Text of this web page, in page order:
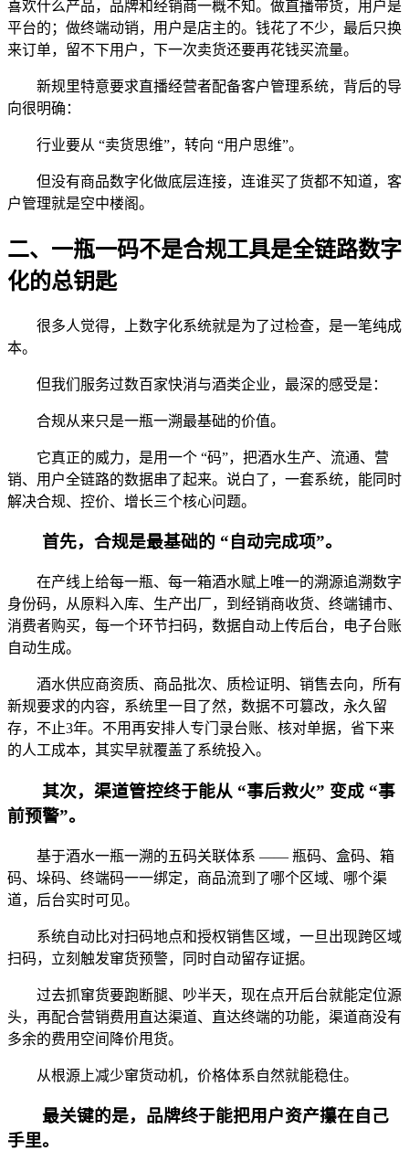
喜欢什么产品，品牌和经销商一概不知。做直播带货，用户是
平台的；做终端动销，用户是店主的。钱花了不少，最后只换
来订单，留不下用户，下一次卖货还要再花钱买流量。
新规里特意要求直播经营者配备客户管理系统，背后的导
向很明确：
行业要从 “卖货思维”，转向 “用户思维”。
但没有商品数字化做底层连接，连谁买了货都不知道，客
户管理就是空中楼阁。
二、一瓶一码不是合规工具是全链路数字
化的总钥匙
很多人觉得，上数字化系统就是为了过检查，是一笔纯成
本。
但我们服务过数百家快消与酒类企业，最深的感受是：
合规从来只是一瓶一溯最基础的价值。
它真正的威力，是用一个 “码”，把酒水生产、流通、营
销、用户全链路的数据串了起来。说白了，一套系统，能同时
解决合规、控价、增长三个核心问题。
首先，合规是最基础的 “自动完成项”。
在产线上给每一瓶、每一箱酒水赋上唯一的溯源追溯数字
身份码，从原料入库、生产出厂，到经销商收货、终端铺市、
消费者购买，每一个环节扫码，数据自动上传后台，电子台账
自动生成。
酒水供应商资质、商品批次、质检证明、销售去向，所有
新规要求的内容，系统里一目了然，数据不可篡改，永久留
存，不止3年。不用再安排人专门录台账、核对单据，省下来
的人工成本，其实早就覆盖了系统投入。
其次，渠道管控终于能从 “事后救火” 变成 “事
前预警”。
基于酒水一瓶一溯的五码关联体系 —— 瓶码、盒码、箱
码、垛码、终端码一一绑定，商品流到了哪个区域、哪个渠
道，后台实时可见。
系统自动比对扫码地点和授权销售区域，一旦出现跨区域
扫码，立刻触发窜货预警，同时自动留存证据。
过去抓窜货要跑断腿、吵半天，现在点开后台就能定位源
头，再配合营销费用直达渠道、直达终端的功能，渠道商没有
多余的费用空间降价甩货。
从根源上减少窜货动机，价格体系自然就能稳住。
最关键的是，品牌终于能把用户资产攥在自己
手里。